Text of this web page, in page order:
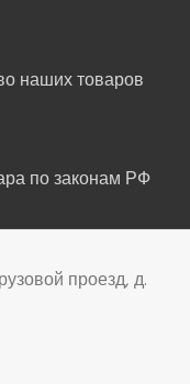
наших товаров
по законам РФ
проезд, д.